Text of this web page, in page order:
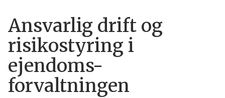
Ansvarlig drift og
risikostyring i
ejendoms-
forvaltningen